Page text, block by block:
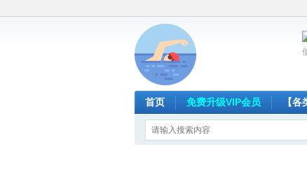
首页 免费升级VIP会员 【各